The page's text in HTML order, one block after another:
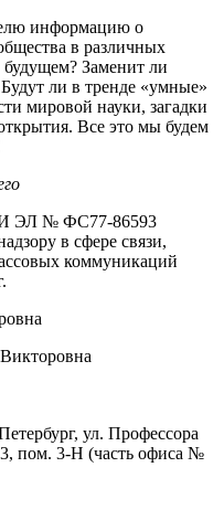
информацию о
в различных
будущем? Заменит ли
ли в тренде «умные»
мировой науки, загадки
Все это мы будем
ЭЛ № ФС77-86593
в сфере связи,
коммуникаций
ул. Профессора
пом. 3-Н (часть офиса №